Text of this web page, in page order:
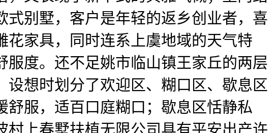
别墅，客户是年轻的返乡创业者，喜
家具，同时连系上虞地域的天气特
度。还不足姚市临山镇王家丘的两层
想时划分了欢迎区、糊口区、歇息区
服，适百口庭糊口；歇息区恬静私
上春墅扶植无限公司具有平安出产许